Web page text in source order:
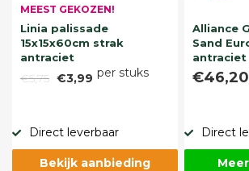
MEEST GEKOZEN!
Linia palissade
15x15x60cm strak
antraciet
€5,75 €3,99 per stuks
Direct leverbaar
Bekijk aanbieding
Alliance
Sand
antraciet
€46,20
Direct